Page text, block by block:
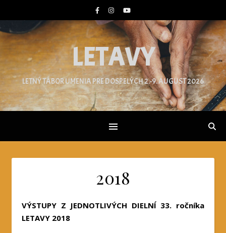
LETAVY
LETNÝ TÁBOR UMENIA PRE DOSPELÝCH 2.-9. AUGUST 2026
2018
VÝSTUPY Z JEDNOTLIVÝCH DIELNÍ 33. ročníka
LETAVY 2018